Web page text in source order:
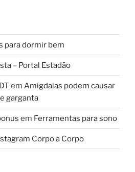
para dormir bem
– Portal Estadão
em Amígdalas podem causar
garganta
em Ferramentas para sono
Corpo a Corpo